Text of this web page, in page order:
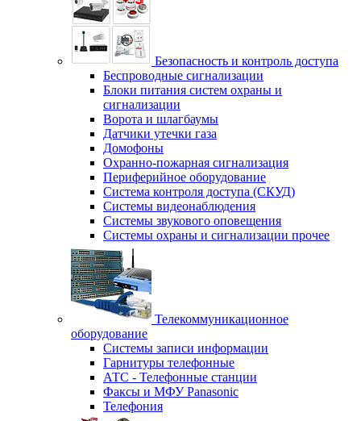
Безопасность и контроль доступа
Беспроводные сигнализации
Блоки питания систем охраны и
сигнализации
Ворота и шлагбаумы
Датчики утечки газа
Домофоны
Охранно-пожарная сигнализация
Периферийное оборудование
Система контроля доступа (СКУД)
Системы видеонаблюдения
Системы звукового оповещения
Системы охраны и сигнализации прочее
Телекоммуникационное
оборудование
Системы записи информации
Гарнитуры телефонные
АТС - Телефонные станции
Факсы и МФУ Panasonic
Телефония